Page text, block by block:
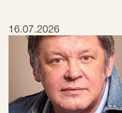
16.07.2026